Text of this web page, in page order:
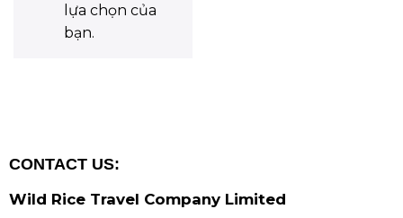
lựa chọn của
bạn.
CONTACT US:
Wild Rice Travel Company Limited